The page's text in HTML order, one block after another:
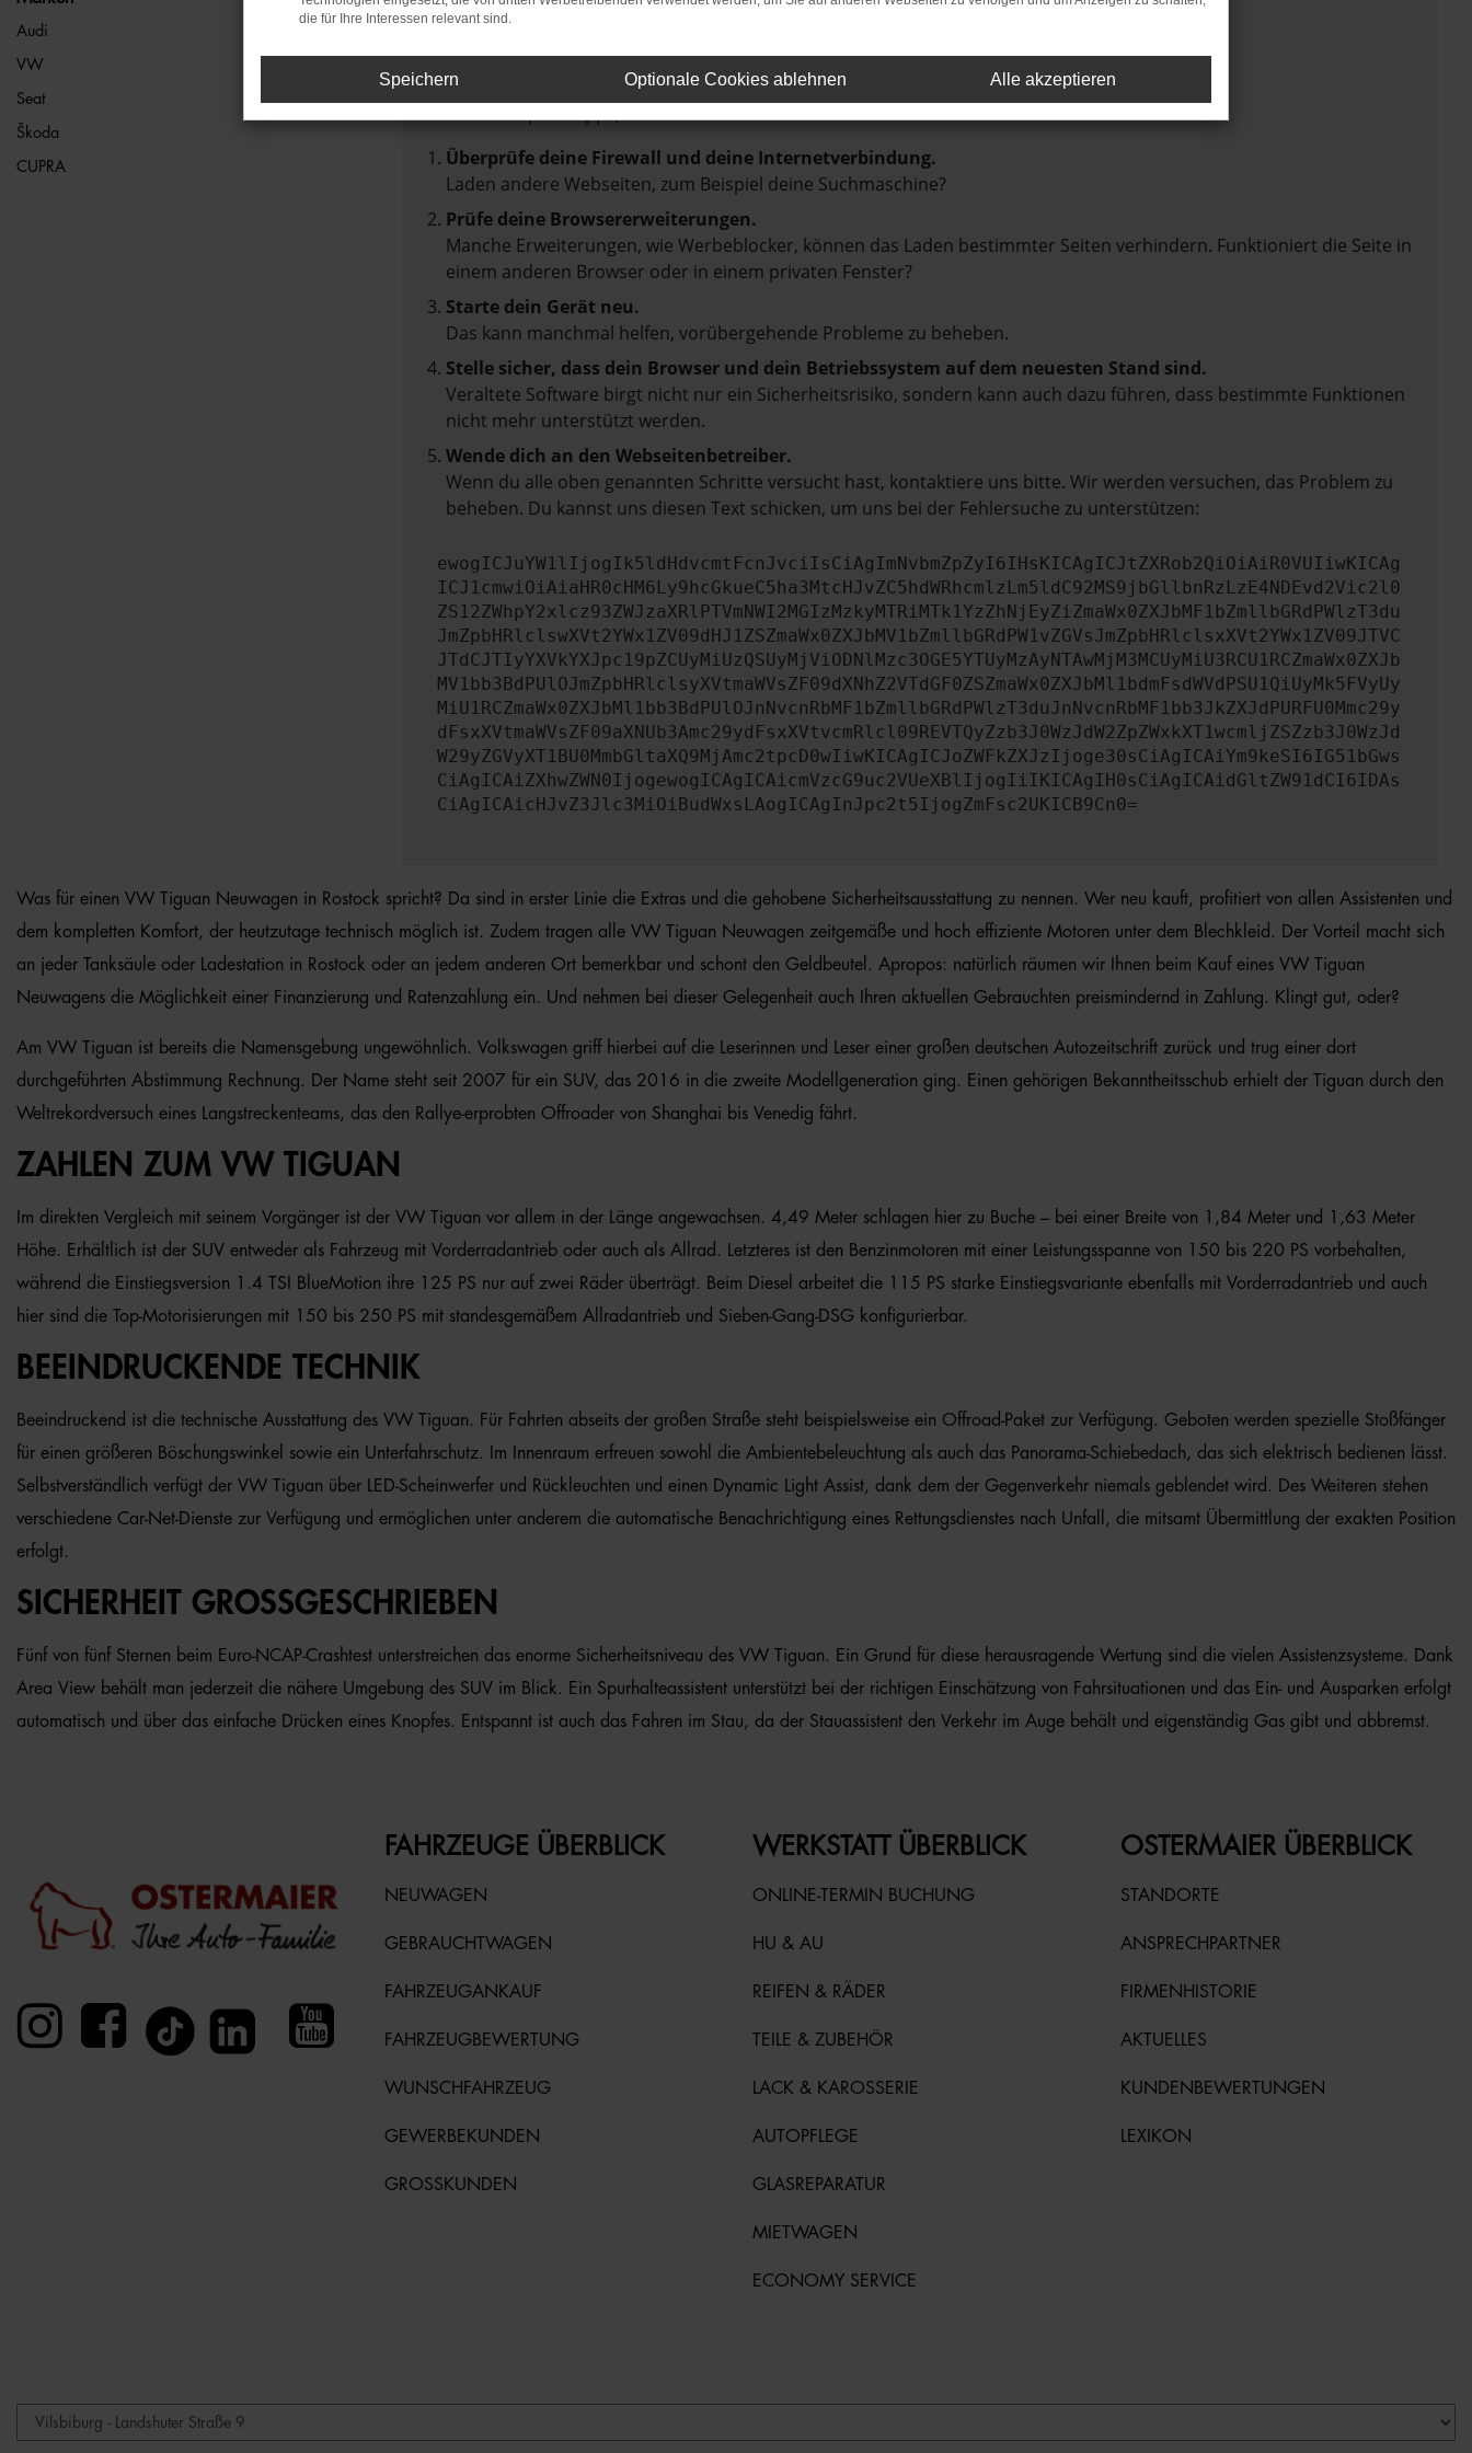
Audi
VW
Seat
Škoda
CUPRA
Beim Laden ist ein Fehler aufgetreten.
Hier sind ein paar Tipps, die dir helfen können:
Überprüfe deine Firewall und deine Internetverbindung.
Laden andere Webseiten, zum Beispiel deine Suchmaschine?
Prüfe deine Browsererweiterungen.
Manche Erweiterungen, wie Werbeblocker, können das Laden bestimmter Seiten verhindern. Funktioniert die Seite in
einem anderen Browser oder in einem privaten Fenster?
Starte dein Gerät neu.
Das kann manchmal helfen, vorübergehende Probleme zu beheben.
Stelle sicher, dass dein Browser und dein Betriebssystem auf dem neuesten Stand sind.
Veraltete Software birgt nicht nur ein Sicherheitsrisiko, sondern kann auch dazu führen, dass bestimmte Funktionen
nicht mehr unterstützt werden.
Wende dich an den Webseitenbetreiber.
Wenn du alle oben genannten Schritte versucht hast, kontaktiere uns bitte. Wir werden versuchen, das Problem zu
beheben. Du kannst uns diesen Text schicken, um uns bei der Fehlersuche zu unterstützen:
ewogICJuYW1lIjogIk5ldHdvcmtFcnJvciIsCiAgImNvbmZpZyI6IHsKICAgICJtZXRob2QiOiAiR0VUIiwKICAg
ICJ1cmwiOiAiaHR0cHM6Ly9hcGkueC5ha3MtcHJvZC5hdWRhcmlzLm5ldC92MS9jbGllbnRzLzE4NDEvd2Vic2l0
ZS12ZWhpY2xlcz93ZWJzaXRlPTVmNWI2MGIzMzkyMTRiMTk1YzZhNjEyZiZmaWx0ZXJbMF1bZmllbGRdPWlzT3du
JmZpbHRlclswXVt2YWx1ZV09dHJ1ZSZmaWx0ZXJbMV1bZmllbGRdPW1vZGVsJmZpbHRlclsxXVt2YWx1ZV09JTVC
JTdCJTIyYXVkYXJpc19pZCUyMiUzQSUyMjViODNlMzc3OGE5YTUyMzAyNTAwMjM3MCUyMiU3RCU1RCZmaWx0ZXJb
MV1bb3BdPUlOJmZpbHRlclsyXVtmaWVsZF09dXNhZ2VTdGF0ZSZmaWx0ZXJbMl1bdmFsdWVdPSU1QiUyMk5FVyUy
MiU1RCZmaWx0ZXJbMl1bb3BdPUlOJnNvcnRbMF1bZmllbGRdPWlzT3duJnNvcnRbMF1bb3JkZXJdPURFU0Mmc29y
dFsxXVtmaWVsZF09aXNUb3Amc29ydFsxXVtvcmRlcl09REVTQyZzb3J0WzJdW2ZpZWxkXT1wcmljZSZzb3J0WzJd
W29yZGVyXT1BU0MmbGltaXQ9MjAmc2tpcD0wIiwKICAgICJoZWFkZXJzIjoge30sCiAgICAiYm9keSI6IG51bGws
CiAgICAiZXhwZWN0IjogewogICAgICAicmVzcG9uc2VUeXBlIjogIiIKICAgIH0sCiAgICAidGltZW91dCI6IDAs
CiAgICAicHJvZ3Jlc3MiOiBudWxsLAogICAgInJpc2t5IjogZmFsc2UKICB9Cn0=
Was für einen VW Tiguan Neuwagen in Rostock spricht? Da sind in erster Linie die Extras und die gehobene Sicherheitsausstattung zu nennen. Wer neu kauft, profitiert von allen Assistenten und
dem kompletten Komfort, der heutzutage technisch möglich ist. Zudem tragen alle VW Tiguan Neuwagen zeitgemäße und hoch effiziente Motoren unter dem Blechkleid. Der Vorteil macht sich
an jeder Tanksäule oder Ladestation in Rostock oder an jedem anderen Ort bemerkbar und schont den Geldbeutel. Apropos: natürlich räumen wir Ihnen beim Kauf eines VW Tiguan
Neuwagens die Möglichkeit einer Finanzierung und Ratenzahlung ein. Und nehmen bei dieser Gelegenheit auch Ihren aktuellen Gebrauchten preismindernd in Zahlung. Klingt gut, oder?
Am VW Tiguan ist bereits die Namensgebung ungewöhnlich. Volkswagen griff hierbei auf die Leserinnen und Leser einer großen deutschen Autozeitschrift zurück und trug einer dort
durchgeführten Abstimmung Rechnung. Der Name steht seit 2007 für ein SUV, das 2016 in die zweite Modellgeneration ging. Einen gehörigen Bekanntheitsschub erhielt der Tiguan durch den
Weltrekordversuch eines Langstreckenteams, das den Rallye-erprobten Offroader von Shanghai bis Venedig fährt.
ZAHLEN ZUM VW TIGUAN
Im direkten Vergleich mit seinem Vorgänger ist der VW Tiguan vor allem in der Länge angewachsen. 4,49 Meter schlagen hier zu Buche – bei einer Breite von 1,84 Meter und 1,63 Meter
Höhe. Erhältlich ist der SUV entweder als Fahrzeug mit Vorderradantrieb oder auch als Allrad. Letzteres ist den Benzinmotoren mit einer Leistungsspanne von 150 bis 220 PS vorbehalten,
während die Einstiegsversion 1.4 TSI BlueMotion ihre 125 PS nur auf zwei Räder überträgt. Beim Diesel arbeitet die 115 PS starke Einstiegsvariante ebenfalls mit Vorderradantrieb und auch
hier sind die Top-Motorisierungen mit 150 bis 250 PS mit standesgemäßem Allradantrieb und Sieben-Gang-DSG konfigurierbar.
BEEINDRUCKENDE TECHNIK
Beeindruckend ist die technische Ausstattung des VW Tiguan. Für Fahrten abseits der großen Straße steht beispielsweise ein Offroad-Paket zur Verfügung. Geboten werden spezielle Stoßfänger
für einen größeren Böschungswinkel sowie ein Unterfahrschutz. Im Innenraum erfreuen sowohl die Ambientebeleuchtung als auch das Panorama-Schiebedach, das sich elektrisch bedienen lässt.
Selbstverständlich verfügt der VW Tiguan über LED-Scheinwerfer und Rückleuchten und einen Dynamic Light Assist, dank dem der Gegenverkehr niemals geblendet wird. Des Weiteren stehen
verschiedene Car-Net-Dienste zur Verfügung und ermöglichen unter anderem die automatische Benachrichtigung eines Rettungsdienstes nach Unfall, die mitsamt Übermittlung der exakten Position
erfolgt.
SICHERHEIT GROSSGESCHRIEBEN
Fünf von fünf Sternen beim Euro-NCAP-Crashtest unterstreichen das enorme Sicherheitsniveau des VW Tiguan. Ein Grund für diese herausragende Wertung sind die vielen Assistenzsysteme. Dank
Area View behält man jederzeit die nähere Umgebung des SUV im Blick. Ein Spurhalteassistent unterstützt bei der richtigen Einschätzung von Fahrsituationen und das Ein- und Ausparken erfolgt
automatisch und über das einfache Drücken eines Knopfes. Entspannt ist auch das Fahren im Stau, da der Stauassistent den Verkehr im Auge behält und eigenständig Gas gibt und abbremst.
FAHRZEUGE ÜBERBLICK
NEUWAGEN
GEBRAUCHTWAGEN
FAHRZEUGANKAUF
FAHRZEUGBEWERTUNG
WUNSCHFAHRZEUG
GEWERBEKUNDEN
GROSSKUNDEN
WERKSTATT ÜBERBLICK
ONLINE-TERMIN BUCHUNG
HU & AU
REIFEN & RÄDER
TEILE & ZUBEHÖR
LACK & KAROSSERIE
AUTOPFLEGE
GLASREPARATUR
MIETWAGEN
ECONOMY SERVICE
OSTERMAIER ÜBERBLICK
STANDORTE
ANSPRECHPARTNER
FIRMENHISTORIE
AKTUELLES
KUNDENBEWERTUNGEN
LEXIKON
die für Ihre Interessen relevant sind.
Speichern Optionale Cookies ablehnen Alle akzeptieren